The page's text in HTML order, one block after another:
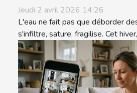
Jeudi 2 avril 2026 14:26
L'eau ne fait pas que déborder
s'infiltre, sature, fragilise. Cet